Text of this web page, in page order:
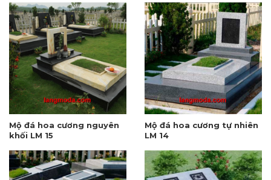
Mộ đá hoa cương nguyên
khối LM 15
Mộ đá hoa cương tự nhiên
LM 14